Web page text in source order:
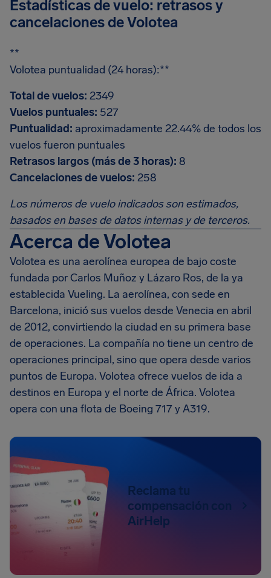
Estadísticas de vuelo: retrasos y
cancelaciones de Volotea
**
Volotea puntualidad (24 horas):**
Total de vuelos: 2349
Vuelos puntuales: 527
Puntualidad: aproximadamente 22.44% de todos los
vuelos fueron puntuales
Retrasos largos (más de 3 horas): 8
Cancelaciones de vuelos: 258
Los números de vuelo indicados son estimados,
basados en bases de datos internas y de terceros.
Acerca de Volotea
Volotea es una aerolínea europea de bajo coste
fundada por Carlos Muñoz y Lázaro Ros, de la ya
establecida Vueling. La aerolínea, con sede en
Barcelona, inició sus vuelos desde Venecia en abril
de 2012, convirtiendo la ciudad en su primera base
de operaciones. La compañía no tiene un centro de
operaciones principal, sino que opera desde varios
puntos de Europa. Volotea ofrece vuelos de ida a
destinos en Europa y el norte de África. Volotea
opera con una flota de Boeing 717 y A319.
Reclama tu
compensación con
AirHelp